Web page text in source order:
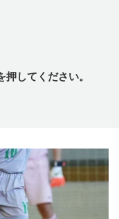
してください。